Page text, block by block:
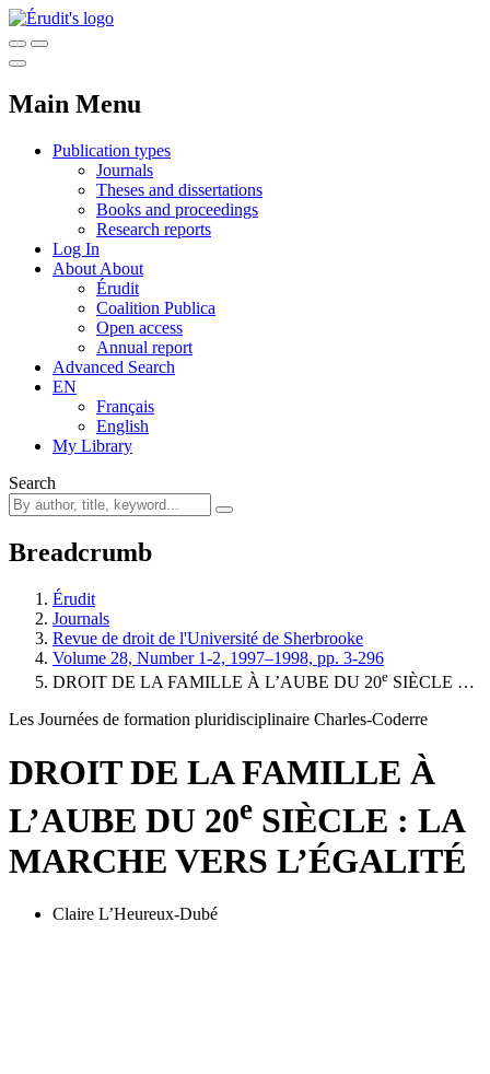
Main Menu
Publication types
Journals
Theses and dissertations
Books and proceedings
Research reports
Log In
About About
Érudit
Coalition Publica
Open access
Annual report
Advanced Search
EN
Français
English
My Library
Search
Breadcrumb
Érudit
Journals
Revue de droit de l'Université de Sherbrooke
Volume 28, Number 1-2, 1997–1998, pp. 3-296
DROIT DE LA FAMILLE À L’AUBE DU 20e SIÈCLE …
Les Journées de formation pluridisciplinaire Charles-Coderre
DROIT DE LA FAMILLE À
L’AUBE DU 20e SIÈCLE : LA
MARCHE VERS L’ÉGALITÉ
Claire L’Heureux-Dubé